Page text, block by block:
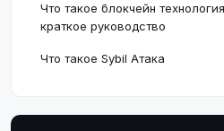
Что такое блокчейн
краткое руководство
Что такое Sybil Атака